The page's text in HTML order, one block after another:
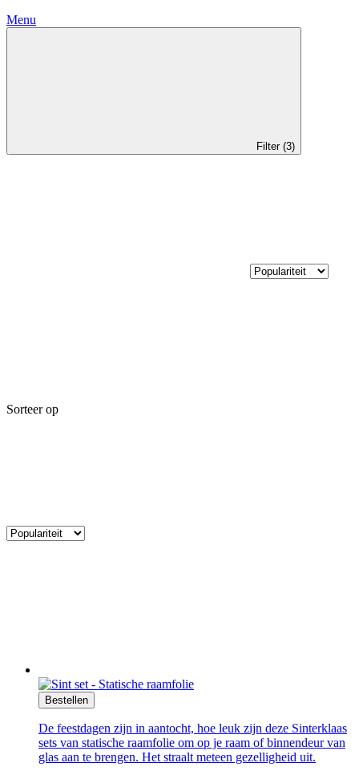
Menu
Filter (3)
Sorteer op
Bestellen
De feestdagen zijn in aantocht, hoe leuk zijn deze Sinterklaas
sets van statische raamfolie om op je raam of binnendeur van
glas aan te brengen. Het straalt meteen gezelligheid uit.